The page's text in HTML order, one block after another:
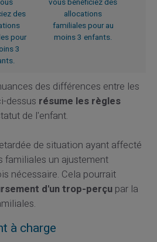
des
pour
3
vous bénéficiez des
allocations
familiales pour au
moins 3 enfants.
des différences entre les
dessus résume les règles
de l'enfant.
de situation ayant affecté
familiales un ajustement
nécessaire. Cela pourrait
d'un trop-perçupar la
à charge